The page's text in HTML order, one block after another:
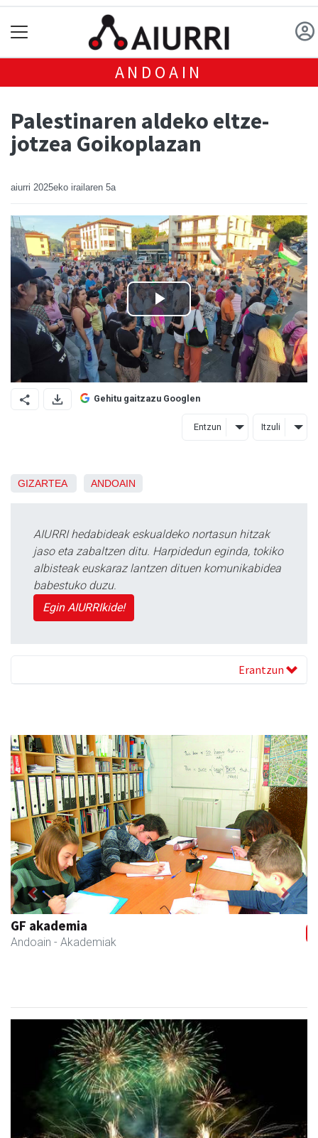
ANDOAIN
Palestinaren aldeko eltze-
jotzea Goikoplazan
aiurri 2025eko irailaren 5a
Gehitu gaitzazu Googlen
Entzun Itzuli
GIZARTEA ANDOAIN
AIURRI hedabideak eskualdeko nortasun hitzak
jaso eta zabaltzen ditu. Harpidedun eginda, tokiko
albisteak euskaraz lantzen dituen komunikabidea
babestuko duzu.
Egin AIURRIkide!
Erantzun
Lur fisioterapia eta pilates zentroa
Andoain - Fisioterapia
Previous Next